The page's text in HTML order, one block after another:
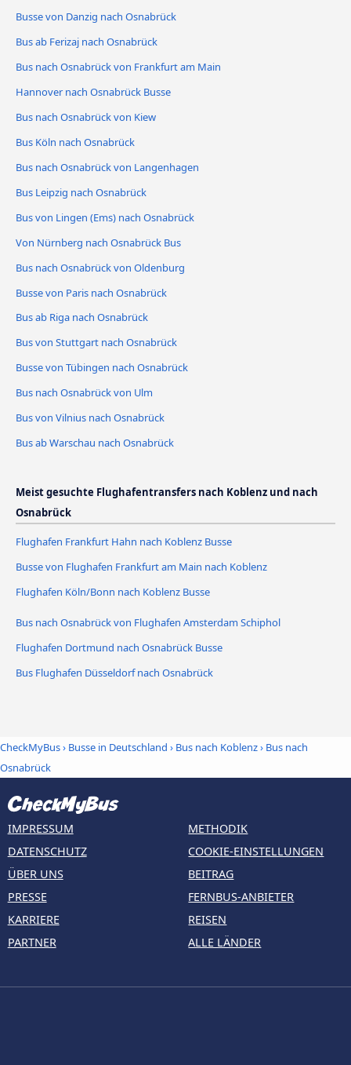
Busse von Danzig nach Osnabrück
Bus ab Ferizaj nach Osnabrück
Bus nach Osnabrück von Frankfurt am Main
Hannover nach Osnabrück Busse
Bus nach Osnabrück von Kiew
Bus Köln nach Osnabrück
Bus nach Osnabrück von Langenhagen
Bus Leipzig nach Osnabrück
Bus von Lingen (Ems) nach Osnabrück
Von Nürnberg nach Osnabrück Bus
Bus nach Osnabrück von Oldenburg
Busse von Paris nach Osnabrück
Bus ab Riga nach Osnabrück
Bus von Stuttgart nach Osnabrück
Busse von Tübingen nach Osnabrück
Bus nach Osnabrück von Ulm
Bus von Vilnius nach Osnabrück
Bus ab Warschau nach Osnabrück
Meist gesuchte Flughafentransfers nach Koblenz und nach
Osnabrück
Flughafen Frankfurt Hahn nach Koblenz Busse
Busse von Flughafen Frankfurt am Main nach Koblenz
Flughafen Köln/Bonn nach Koblenz Busse
Bus nach Osnabrück von Flughafen Amsterdam Schiphol
Flughafen Dortmund nach Osnabrück Busse
Bus Flughafen Düsseldorf nach Osnabrück
CheckMyBus› Busse in Deutschland › Bus nach Koblenz› Bus nach
Osnabrück
IMPRESSUM
DATENSCHUTZ
ÜBER UNS
PRESSE
KARRIERE
PARTNER
METHODIK
COOKIE-EINSTELLUNGEN
BEITRAG
FERNBUS-ANBIETER
REISEN
ALLE LÄNDER